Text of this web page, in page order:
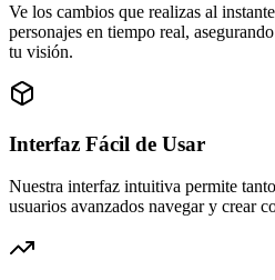
Ve los cambios que realizas al
personajes en tiempo real,
tu visión.
Interfaz Fácil de Usar
Nuestra interfaz intuitiva permite
usuarios avanzados navegar y crear